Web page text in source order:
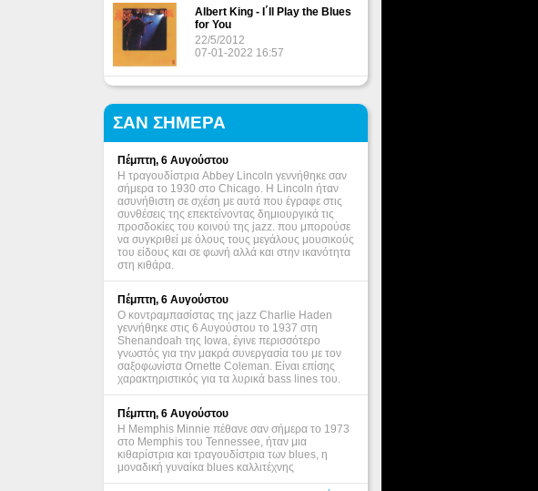
Albert King - I΄ll Play the Blues
for You
22/5/2012
07-01-2022 16:57
ΣΑΝ ΣΗΜΕΡΑ
Πέμπτη, 6 Αυγούστου
Η τραγουδίστρια Abbey Lincoln γεννήθηκε σαν
σήμερα το 1930 στο Chicago. Η Lincoln ήταν
ασυνήθιστη σε σχέση με αυτά που έγραφε στις
συνθέσεις της επεκτείνοντας δημιουργικά τις
προσδοκίες του κοινού της jazz. που μπορούσε
να συγκριθεί με όλους τους μεγάλους μουσικούς
του είδους και σε φωνή αλλά και στην ικανότητα
στη κιθάρα.
Πέμπτη, 6 Αυγούστου
Ο κοντραμπασίστας της jazz Charlie Haden
γεννήθηκε στις 6 Αυγούστου το 1937 στη
Shenandoah της Iowa, έγινε περισσότερο
γνωστός για την μακρά συνεργασία του με τον
σαξοφωνίστα Ornette Coleman. Είναι επίσης
χαρακτηριστικός για τα λυρικά bass lines του.
Πέμπτη, 6 Αυγούστου
Η Memphis Minnie πέθανε σαν σήμερα το 1973
στο Memphis του Tennessee, ήταν μια
κιθαρίστρια και τραγουδίστρια των blues, η
μοναδική γυναίκα blues καλλιτέχνης